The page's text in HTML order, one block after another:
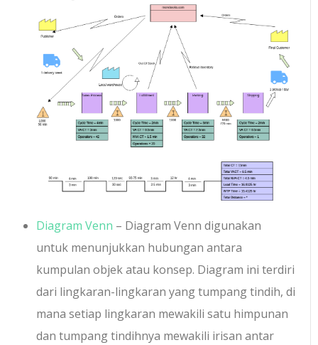
Diagram Venn – Diagram Venn digunakan
untuk menunjukkan hubungan antara
kumpulan objek atau konsep. Diagram ini terdiri
dari lingkaran-lingkaran yang tumpang tindih, di
mana setiap lingkaran mewakili satu himpunan
dan tumpang tindihnya mewakili irisan antar